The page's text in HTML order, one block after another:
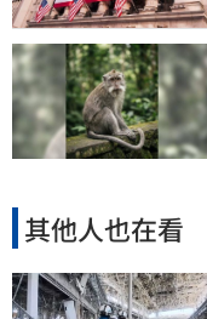
其他人也在看